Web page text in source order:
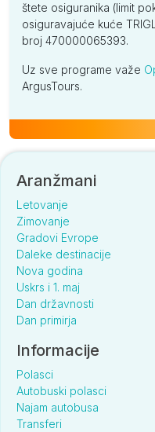
štete osiguranika (limit
osiguravajuće kuće
broj 470000065393.
Uz sve programe važe
ArgusTours.
Aranžmani
Letovanje
Zimovanje
Gradovi Evrope
Daleke destinacije
Nova godina
Uskrs i 1. maj
Dan državnosti
Dan primirja
Informacije
Polasci
Autobuski polasci
Najam autobusa
Transferi